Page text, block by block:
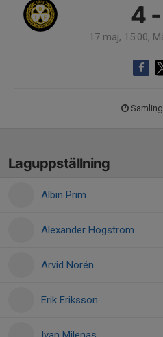
4 -
17 maj, 15:00,
Laguppställning
Albin Prim
Alexander Högström
Arvid Norén
Erik Eriksson